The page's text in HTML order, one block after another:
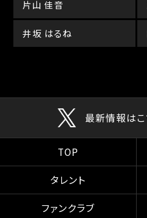
片山 佳音
井坂 はるね
最新情報はこ
TOP
タレント
ファンクラブ